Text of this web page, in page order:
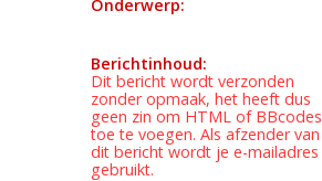
Onderwerp:
Berichtinhoud:
Dit bericht wordt verzonden
zonder opmaak, het heeft dus
geen zin om HTML of BBcodes
toe te voegen. Als afzender van
dit bericht wordt je e-mailadres
gebruikt.